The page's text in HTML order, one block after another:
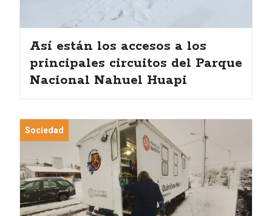
Así están los accesos a los
principales circuitos del Parque
Nacional Nahuel Huapi
Sociedad